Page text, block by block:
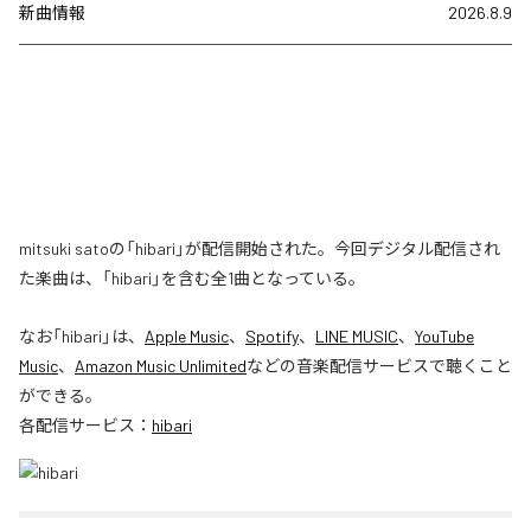
新曲情報 2026.8.9
mitsuki satoの「hibari」が配信開始された。今回デジタル配信され
た楽曲は、「hibari」を含む全1曲となっている。
なお「hibari 」は、 Apple Music、 Spotify、 LINE MUSIC、 YouTube
Music、 Amazon Music Unlimitedなどの音楽配信サービスで聴くこと
ができる。
各配信サービス： hibari